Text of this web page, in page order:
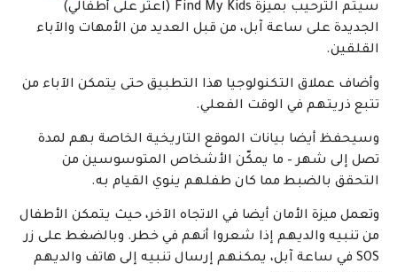
سيتم الترحيب بميزة Find My Kids (اعثر على أطفالي)
الجديدة على ساعة آبل، من قبل العديد من الأمهات والآباء
القلقين.
وأضاف عملاق التكنولوجيا هذا التطبيق حتى يتمكن الآباء من
تتبع ذريتهم في الوقت الفعلي.
وسيحفظ أيضا بيانات الموقع التاريخية الخاصة بهم لمدة
تصل إلى شهر – ما يمكّن الأشخاص المتوسوسين من
التحقق بالضبط مما كان طفلهم ينوي القيام به.
وتعمل ميزة الأمان أيضا في الاتجاه الآخر، حيث يتمكن الأطفال
من تنبيه والديهم إذا شعروا أنهم في خطر. وبالضغط على زر
SOS في ساعة آبل، يمكنهم إرسال تنبيه إلى هاتف والديهم